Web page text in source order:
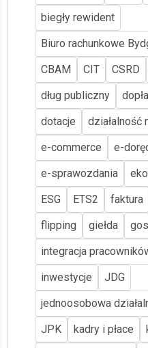
biegły rewident
Biuro rachunkowe
CBAM
CIT CSRD
dług publiczny
dotacje
działalność
e-commerce
e-
e-sprawozdania
ESG
ETS2 faktura
flipping
giełda
integracja
inwestycje
JDG
jednoosobowa
JPK
kadry i płace